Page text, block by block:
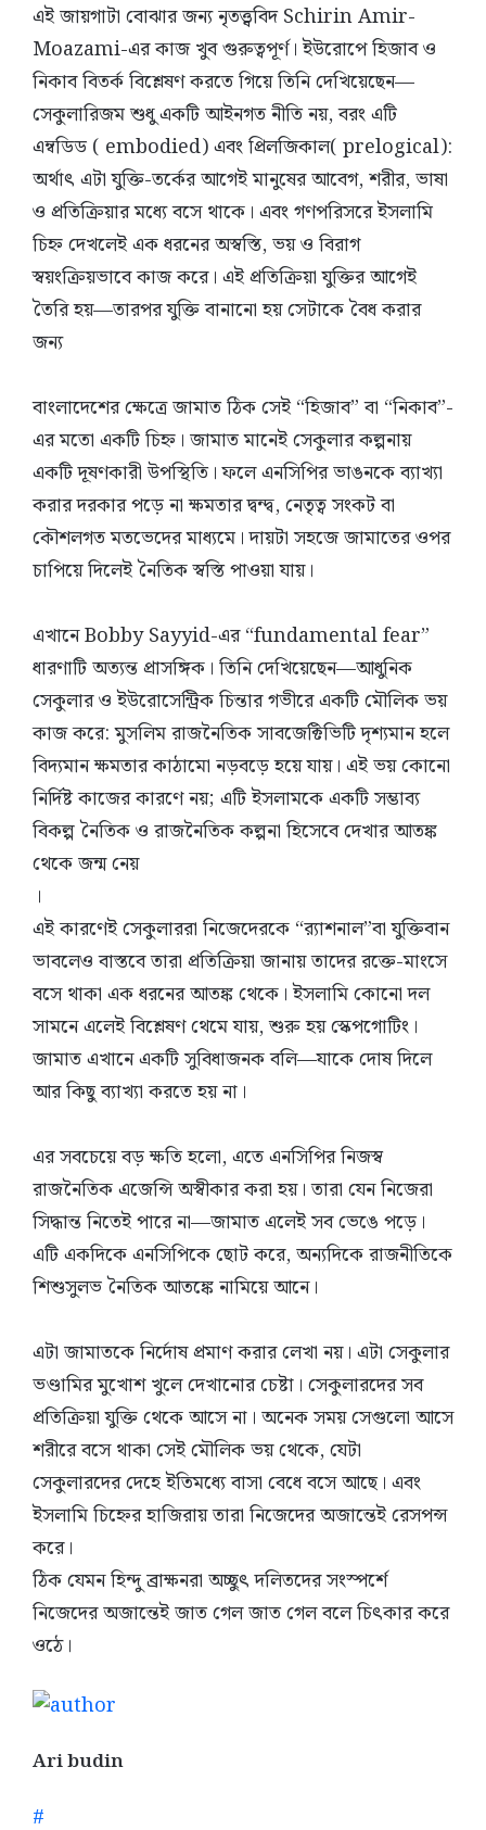
এই জায়গাটা বোঝার জন্য নৃতত্ত্ববিদ Schirin Amir-
Moazami-এর কাজ খুব গুরুত্বপূর্ণ। ইউরোপে হিজাব ও
নিকাব বিতর্ক বিশ্লেষণ করতে গিয়ে তিনি দেখিয়েছেন—
সেকুলারিজম শুধু একটি আইনগত নীতি নয়, বরং এটি
এম্বডিড ( embodied) এবং প্রিলজিকাল( prelogical):
অর্থাৎ এটা যুক্তি-তর্কের আগেই মানুষের আবেগ, শরীর, ভাষা
ও প্রতিক্রিয়ার মধ্যে বসে থাকে। এবং গণপরিসরে ইসলামি
চিহ্ন দেখলেই এক ধরনের অস্বস্তি, ভয় ও বিরাগ
স্বয়ংক্রিয়ভাবে কাজ করে। এই প্রতিক্রিয়া যুক্তির আগেই
তৈরি হয়—তারপর যুক্তি বানানো হয় সেটাকে বৈধ করার
জন্য
বাংলাদেশের ক্ষেত্রে জামাত ঠিক সেই “হিজাব” বা “নিকাব”-
এর মতো একটি চিহ্ন। জামাত মানেই সেকুলার কল্পনায়
একটি দূষণকারী উপস্থিতি। ফলে এনসিপির ভাঙনকে ব্যাখ্যা
করার দরকার পড়ে না ক্ষমতার দ্বন্দ্ব, নেতৃত্ব সংকট বা
কৌশলগত মতভেদের মাধ্যমে। দায়টা সহজে জামাতের ওপর
চাপিয়ে দিলেই নৈতিক স্বস্তি পাওয়া যায়।
এখানে Bobby Sayyid-এর “fundamental fear”
ধারণাটি অত্যন্ত প্রাসঙ্গিক। তিনি দেখিয়েছেন—আধুনিক
সেকুলার ও ইউরোসেন্ট্রিক চিন্তার গভীরে একটি মৌলিক ভয়
কাজ করে: মুসলিম রাজনৈতিক সাবজেক্টিভিটি দৃশ্যমান হলে
বিদ্যমান ক্ষমতার কাঠামো নড়বড়ে হয়ে যায়। এই ভয় কোনো
নির্দিষ্ট কাজের কারণে নয়; এটি ইসলামকে একটি সম্ভাব্য
বিকল্প নৈতিক ও রাজনৈতিক কল্পনা হিসেবে দেখার আতঙ্ক
থেকে জন্ম নেয়
।
এই কারণেই সেকুলাররা নিজেদেরকে “র্যাশনাল”বা যুক্তিবান
ভাবলেও বাস্তবে তারা প্রতিক্রিয়া জানায় তাদের রক্তে-মাংসে
বসে থাকা এক ধরনের আতঙ্ক থেকে। ইসলামি কোনো দল
সামনে এলেই বিশ্লেষণ থেমে যায়, শুরু হয় স্কেপগোটিং।
জামাত এখানে একটি সুবিধাজনক বলি—যাকে দোষ দিলে
আর কিছু ব্যাখ্যা করতে হয় না।
এর সবচেয়ে বড় ক্ষতি হলো, এতে এনসিপির নিজস্ব
রাজনৈতিক এজেন্সি অস্বীকার করা হয়। তারা যেন নিজেরা
সিদ্ধান্ত নিতেই পারে না—জামাত এলেই সব ভেঙে পড়ে।
এটি একদিকে এনসিপিকে ছোট করে, অন্যদিকে রাজনীতিকে
শিশুসুলভ নৈতিক আতঙ্কে নামিয়ে আনে।
এটা জামাতকে নির্দোষ প্রমাণ করার লেখা নয়। এটা সেকুলার
ভণ্ডামির মুখোশ খুলে দেখানোর চেষ্টা। সেকুলারদের সব
প্রতিক্রিয়া যুক্তি থেকে আসে না। অনেক সময় সেগুলো আসে
শরীরে বসে থাকা সেই মৌলিক ভয় থেকে, যেটা
সেকুলারদের দেহে ইতিমধ্যে বাসা বেধে বসে আছে। এবং
ইসলামি চিহ্নের হাজিরায় তারা নিজেদের অজান্তেই রেসপন্স
করে।
ঠিক যেমন হিন্দু ব্রাক্ষনরা অচ্ছুৎ দলিতদের সংস্পর্শে
নিজেদের অজান্তেই জাত গেল জাত গেল বলে চিৎকার করে
ওঠে।
Ari budin
#